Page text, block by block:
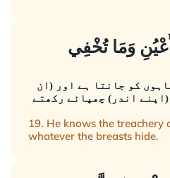
وَمَا تُخْفِي
کو جانتا ہے اور (ان
اندر) چھپائے رکھتے
19. He knows the treachery
whatever the breasts hide.